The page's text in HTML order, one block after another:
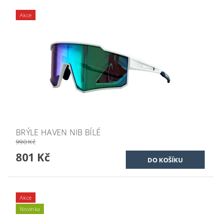
Akce
BRÝLE HAVEN NIB BÍLÉ
990 Kč
801 Kč
Akce
Novinka